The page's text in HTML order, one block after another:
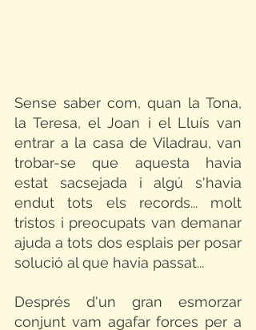
Sense saber com, quan la Tona,
la Teresa, el Joan i el Lluís van
entrar a la casa de Viladrau, van
trobar-se que aquesta havia
estat sacsejada i algú s'havia
endut tots els records... molt
tristos i preocupats van demanar
ajuda a tots dos esplais per posar
solució al que havia passat...
Després d'un gran esmorzar
conjunt vam agafar forces per a